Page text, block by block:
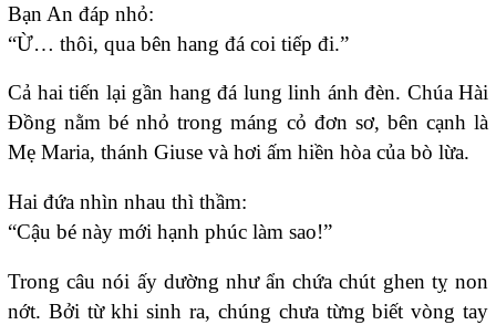
Bạn An đáp nhỏ:
“Ừ… thôi, qua bên hang đá coi tiếp đi.”
Cả hai tiến lại gần hang đá lung linh ánh đèn. Chúa Hài
Đồng nằm bé nhỏ trong máng cỏ đơn sơ, bên cạnh là
Mẹ Maria, thánh Giuse và hơi ấm hiền hòa của bò lừa.
Hai đứa nhìn nhau thì thầm:
“Cậu bé này mới hạnh phúc làm sao!”
Trong câu nói ấy dường như ẩn chứa chút ghen tỵ non
nớt. Bởi từ khi sinh ra, chúng chưa từng biết vòng tay